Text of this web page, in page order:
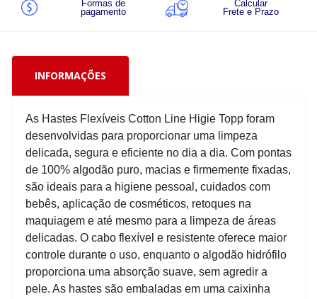
Formas de
pagamento
Calcular
Frete e Prazo
INFORMAÇÕES
As Hastes Flexíveis Cotton Line Higie Topp foram
desenvolvidas para proporcionar uma limpeza
delicada, segura e eficiente no dia a dia. Com pontas
de 100% algodão puro, macias e firmemente fixadas,
são ideais para a higiene pessoal, cuidados com
bebês, aplicação de cosméticos, retoques na
maquiagem e até mesmo para a limpeza de áreas
delicadas. O cabo flexível e resistente oferece maior
controle durante o uso, enquanto o algodão hidrófilo
proporciona uma absorção suave, sem agredir a
pele. As hastes são embaladas em uma caixinha